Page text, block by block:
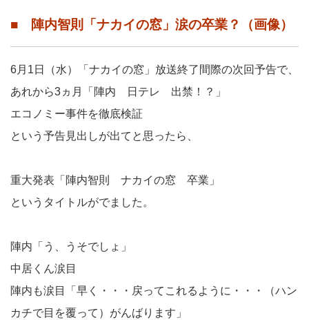
■ 陣内智則「ナカイの窓」涙の卒業？（画像）
6月1日（水）「ナカイの窓」放送終了間際の次回予告で、
あれから3ヵ月「陣内 日テレ 出禁！？」
エコノミー事件を徹底検証
という予告見出しが出てと思ったら、
重大発表「陣内智則 ナカイの窓 卒業」
というタイトルがでました。
陣内「う、うそでしょ」
中居くん涙目
陣内も涙目「早く・・・戻ってこれるように・・・（ハン
カチで目を覆って）がんばります」